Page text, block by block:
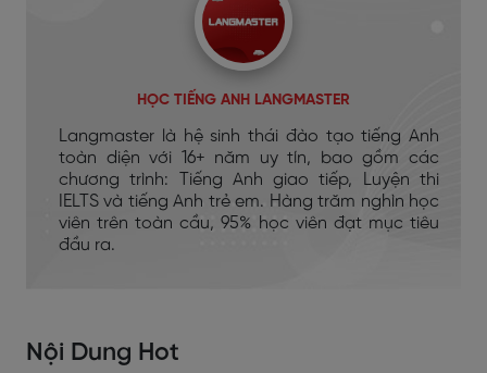
HỌC TIẾNG ANH LANGMASTER
Langmaster là hệ sinh thái đào tạo tiếng Anh
toàn diện với 16+ năm uy tín, bao gồm các
chương trình: Tiếng Anh giao tiếp, Luyện thi
IELTS và tiếng Anh trẻ em. Hàng trăm nghìn học
viên trên toàn cầu, 95% học viên đạt mục tiêu
đầu ra.
Nội Dung Hot